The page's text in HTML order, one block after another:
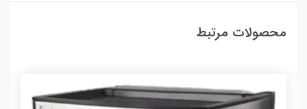
محصولات مرتبط